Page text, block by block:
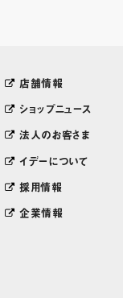
店舗情報
ショップニュース
法人のお客さま
イデーについて
採用情報
企業情報